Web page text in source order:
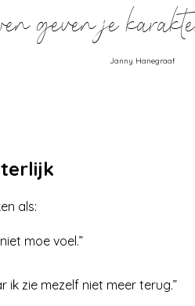
geven je
Janny Hanegraaf
als:
moe voel.”
ik zie mezelf niet meer terug.”